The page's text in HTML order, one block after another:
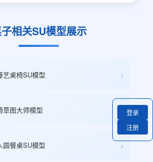
相关SU模型展示
艺桌椅SU模型 ›
草图大师模型 ›
圆餐桌SU模型 ›
登录
注册